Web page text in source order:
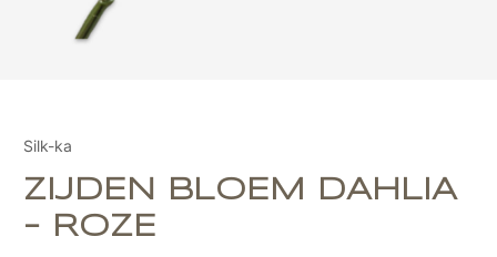
Silk-ka
ZIJDEN BLOEM DAHLIA
- ROZE